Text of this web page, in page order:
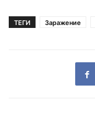
ТЕГИ Заражение